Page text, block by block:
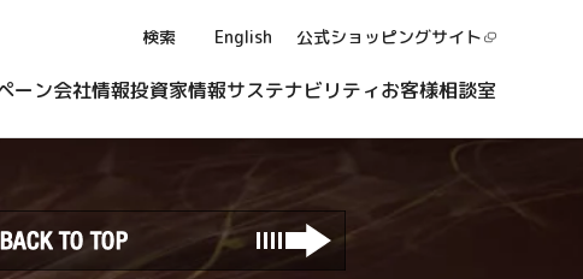
検索 English 公式ショッピングサイト
ーン会社情報投資家情報サステナビリティお客様相談室